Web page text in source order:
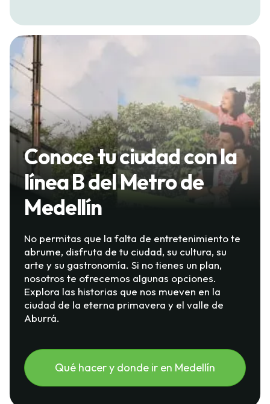
Conoce tu ciudad con la
línea B del Metro de
Medellín
No permitas que la falta de entretenimiento te
abrume, disfruta de tu ciudad, su cultura, su
arte y su gastronomía. Si no tienes un plan,
nosotros te ofrecemos algunas opciones.
Explora las historias que nos mueven en la
ciudad de la eterna primavera y el valle de
Aburrá.
Qué hacer y donde ir en Medellín